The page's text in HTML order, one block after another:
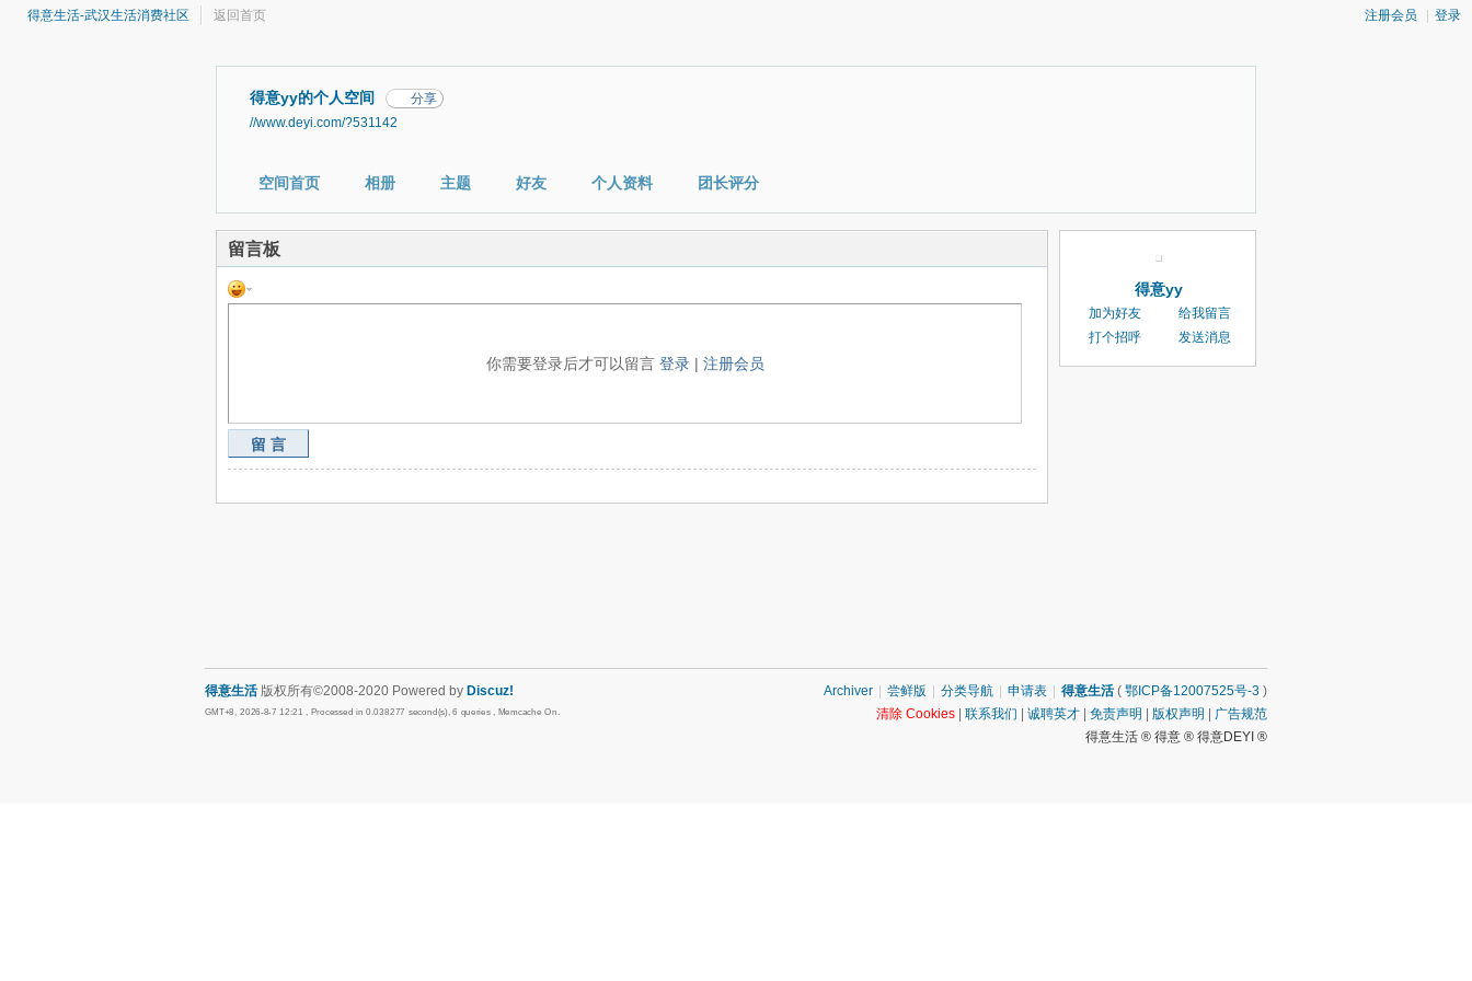
注册会员 登录
得意生活-武汉生活消费社区 返回首页
得意yy的个人空间 分享
//www.deyi.com/?531142
空间首页 相册 主题 好友 个人资料 团长评分
留言板
你需要登录后才可以留言 登录| 注册会员
留言
得意yy
加为好友
给我留言
打个招呼
发送消息
Archiver 尝鲜版 分类导航 申请表 得意生活 ( 鄂ICP备12007525号-3 )
清除 Cookies
联系我们 诚聘英才 免责声明 版权声明
广告规范
得意生活 ® 得意 ® 得意DEYI ®
得意生活 版权所有©2008-2020 Powered by Discuz!
GMT+8, 2026-8-7 12:21 , Processed in 0.038277 second(s), 6 queries , Memcache On.